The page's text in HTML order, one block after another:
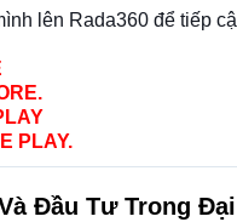
lên Rada360 để tiếp
PLAY.
Đầu Tư Trong